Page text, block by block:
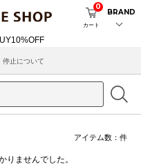
カート
0
BRAND
止について
アイテム数： 件
りませんでした。